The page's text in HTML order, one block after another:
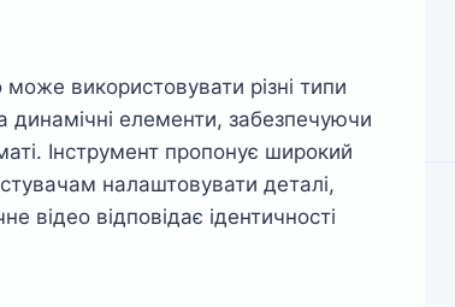
використовувати різні типи
елементи, забезпечуючи
Інструмент пропонує широкий
налаштовувати деталі,
відео відповідає ідентичності